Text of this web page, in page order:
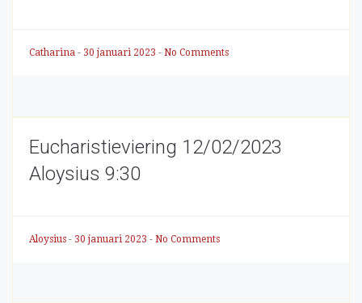
Catharina - 30 januari 2023 - No Comments
Eucharistieviering 12/02/2023
Aloysius 9:30
Aloysius - 30 januari 2023 - No Comments